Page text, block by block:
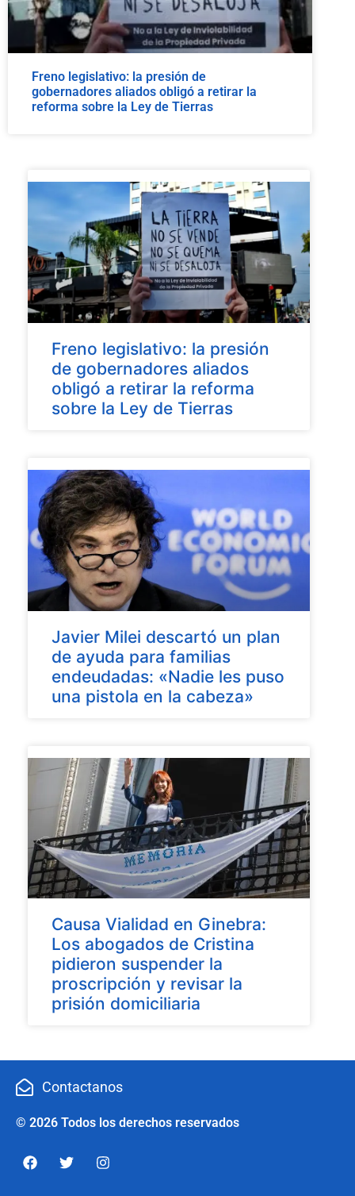
Freno legislativo: la presión de
gobernadores aliados obligó a retirar la
reforma sobre la Ley de Tierras
Freno legislativo: la presión
de gobernadores aliados
obligó a retirar la reforma
sobre la Ley de Tierras
Javier Milei descartó un plan
de ayuda para familias
endeudadas: «Nadie les puso
una pistola en la cabeza»
Causa Vialidad en Ginebra:
Los abogados de Cristina
pidieron suspender la
proscripción y revisar la
prisión domiciliaria
Contactanos
© 2026 Todos los derechos reservados